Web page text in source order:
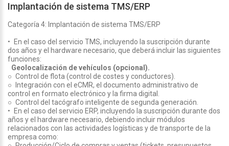
Implantación de sistema TMS/ERP
Categoría 4: Implantación de sistema TMS/ERP
• En el caso del servicio TMS, incluyendo la suscripción durante
dos años y el hardware necesario, que deberá incluir las siguientes
funciones:
Geolocalización de vehículos (opcional).
○ Control de flota (control de costes y conductores).
○ Integración con el eCMR, el documento administrativo de
control en formato electrónico y la firma digital.
○ Control del tacógrafo inteligente de segunda generación.
• En el caso del servicio ERP, incluyendo la suscripción durante dos
años y el hardware necesario, debiendo incluir módulos
relacionados con las actividades logísticas y de transporte de la
empresa como: